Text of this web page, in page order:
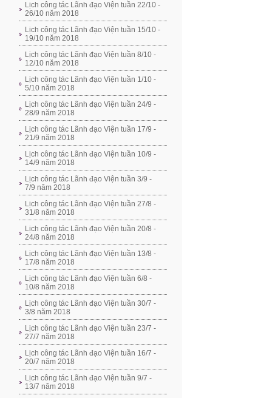
Lịch công tác Lãnh đạo Viện tuần 22/10 -
26/10 năm 2018
Lịch công tác Lãnh đạo Viện tuần 15/10 -
19/10 năm 2018
Lịch công tác Lãnh đạo Viện tuần 8/10 -
12/10 năm 2018
Lịch công tác Lãnh đạo Viện tuần 1/10 -
5/10 năm 2018
Lịch công tác Lãnh đạo Viện tuần 24/9 -
28/9 năm 2018
Lịch công tác Lãnh đạo Viện tuần 17/9 -
21/9 năm 2018
Lịch công tác Lãnh đạo Viện tuần 10/9 -
14/9 năm 2018
Lịch công tác Lãnh đạo Viện tuần 3/9 -
7/9 năm 2018
Lịch công tác Lãnh đạo Viện tuần 27/8 -
31/8 năm 2018
Lịch công tác Lãnh đạo Viện tuần 20/8 -
24/8 năm 2018
Lịch công tác Lãnh đạo Viện tuần 13/8 -
17/8 năm 2018
Lịch công tác Lãnh đạo Viện tuần 6/8 -
10/8 năm 2018
Lịch công tác Lãnh đạo Viện tuần 30/7 -
3/8 năm 2018
Lịch công tác Lãnh đạo Viện tuần 23/7 -
27/7 năm 2018
Lịch công tác Lãnh đạo Viện tuần 16/7 -
20/7 năm 2018
Lịch công tác Lãnh đạo Viện tuần 9/7 -
13/7 năm 2018